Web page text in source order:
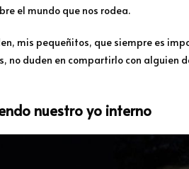
el mundo que nos rodea.
mis pequeñitos, que siempre es
no duden en compartirlo con alguien
nuestro yo interno